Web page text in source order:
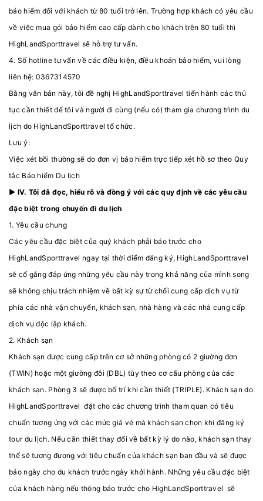
bảo hiểm đối với khách từ 80 tuổi trở lên. Trường hợp khách có yêu cầu
về việc mua gói bảo hiểm cao cấp dành cho khách trên 80 tuổi thì
HighLandSporttravel sẽ hỗ trợ tư vấn.
4. Số hotline tư vấn về các điều kiện, điều khoản bảo hiểm, vui lòng
liên hệ: 0367314570
Bằng văn bản này, tôi đề nghị HighLandSporttravel tiến hành các thủ
tục cần thiết để tôi và người đi cùng (nếu có) tham gia chương trình du
lịch do HighLandSporttravel tổ chức.
Lưu ý:
Việc xét bồi thường sẽ do đơn vị bảo hiểm trực tiếp xét hồ sơ theo Quy
tắc Bảo hiểm Du lịch
► IV. Tôi đã đọc, hiểu rõ và đồng ý với các quy định về các yêu cầu
đặc biệt trong chuyến đi du lịch
1. Yêu cầu chung
Các yêu cầu đặc biệt của quý khách phải báo trước cho
HighLandSporttravel ngay tại thời điểm đăng ký, HighLandSporttravel
sẽ cố gắng đáp ứng những yêu cầu này trong khả năng của mình song
sẽ không chịu trách nhiệm về bất kỳ sự từ chối cung cấp dịch vụ từ
phía các nhà vận chuyển, khách sạn, nhà hàng và các nhà cung cấp
dịch vụ độc lập khách.
2. Khách sạn
Khách sạn được cung cấp trên cơ sở những phòng có 2 giường đơn
(TWIN) hoặc một giường đôi (DBL) tùy theo cơ cấu phòng của các
khách sạn. Phòng 3 sẽ được bố trí khi cần thiết (TRIPLE). Khách sạn do
HighLandSporttravel đặt cho các chương trình tham quan có tiêu
chuẩn tương ứng với các mức giá vé mà khách sạn chọn khi đăng ký
tour du lịch. Nếu cần thiết thay đổi về bất kỳ lý do nào, khách sạn thay
thế sẽ tương đương với tiêu chuẩn của khách sạn ban đầu và sẽ được
báo ngày cho du khách trước ngày khởi hành. Những yêu cầu đặc biệt
của khách hàng nếu thông báo trước cho HighLandSporttravel sẽ